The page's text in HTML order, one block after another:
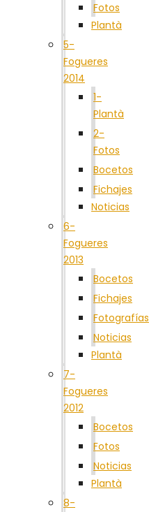
Fotos
Plantà
5-
Fogueres
2014
1-
Plantà
2-
Fotos
Bocetos
Fichajes
Noticias
6-
Fogueres
2013
Bocetos
Fichajes
Fotografías
Noticias
Plantà
7-
Fogueres
2012
Bocetos
Fotos
Noticias
Plantà
8-